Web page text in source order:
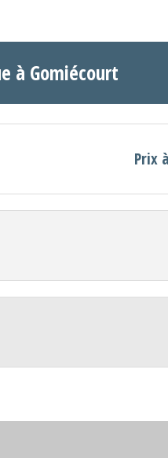
à Gomiécourt
Prix